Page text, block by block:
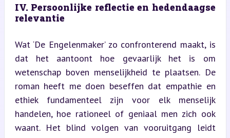
IV. Persoonlijke reflectie en hedendaagse
relevantie
Wat ‘De Engelenmaker’ zo confronterend maakt, is
dat het aantoont hoe gevaarlijk het is om
wetenschap boven menselijkheid te plaatsen. De
roman heeft me doen beseffen dat empathie en
ethiek fundamenteel zijn voor elk menselijk
handelen, hoe rationeel of geniaal men zich ook
waant. Het blind volgen van vooruitgang leidt